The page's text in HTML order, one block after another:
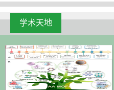
学术天地